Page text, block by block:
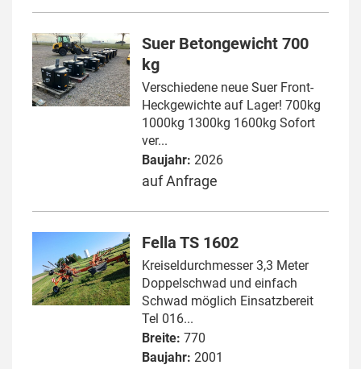
Suer Betongewicht 700
kg
Verschiedene neue Suer Front-
Heckgewichte auf Lager! 700kg
1000kg 1300kg 1600kg Sofort
ver...
Baujahr: 2026
auf Anfrage
Fella TS 1602
Kreiseldurchmesser 3,3 Meter
Doppelschwad und einfach
Schwad möglich Einsatzbereit
Tel 016...
Breite: 770
Baujahr: 2001